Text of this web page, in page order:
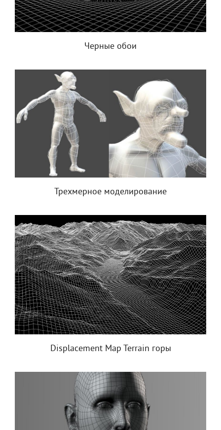
Черные обои
Трехмерное моделирование
Displacement Map Terrain горы